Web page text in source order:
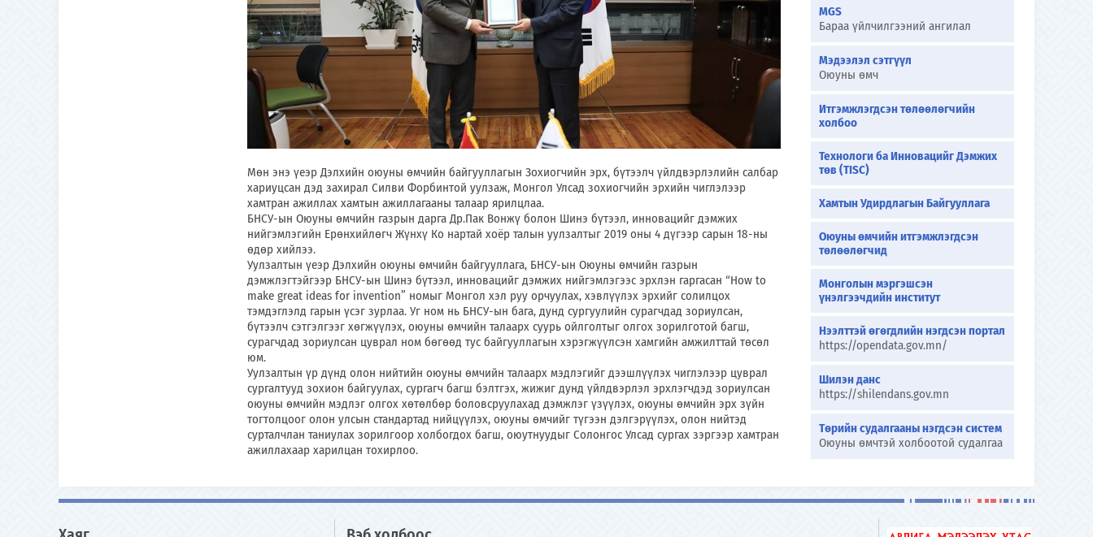
Мөн энэ үеэр Дэлхийн оюуны өмчийн байгууллагын Зохиогчийн эрх, бүтээлч үйлдвэрлэлийн салбар
хариуцсан дэд захирал Силви Форбинтой уулзаж, Монгол Улсад зохиогчийн эрхийн чиглэлээр
хамтран ажиллах хамтын ажиллагааны талаар ярилцлаа.
БНСУ-ын Оюуны өмчийн газрын дарга Др.Пак Вонжү болон Шинэ бүтээл, инновацийг дэмжих
нийгэмлэгийн Ерөнхийлөгч Жүнхү Ко нартай хоёр талын уулзалтыг 2019 оны 4 дүгээр сарын 18-ны
өдөр хийлээ.
Уулзалтын үеэр Дэлхийн оюуны өмчийн байгууллага, БНСУ-ын Оюуны өмчийн газрын
дэмжлэгтэйгээр БНСУ-ын Шинэ бүтээл, инновацийг дэмжих нийгэмлэгээс эрхлэн гаргасан “How to
make great ideas for invention” номыг Монгол хэл руу орчуулах, хэвлүүлэх эрхийг солилцох
тэмдэглэлд гарын үсэг зурлаа. Уг ном нь БНСУ-ын бага, дунд сургуулийн сурагчдад зориулсан,
бүтээлч сэтгэлгээг хөгжүүлэх, оюуны өмчийн талаарх суурь ойлголтыг олгох зорилготой багш,
сурагчдад зориулсан цуврал ном бөгөөд тус байгууллагын хэрэгжүүлсэн хамгийн амжилттай төсөл
юм.
Уулзалтын үр дүнд олон нийтийн оюуны өмчийн талаарх мэдлэгийг дээшлүүлэх чиглэлээр цуврал
сургалтууд зохион байгуулах, сургагч багш бэлтгэх, жижиг дунд үйлдвэрлэл эрхлэгчдэд зориулсан
оюуны өмчийн мэдлэг олгох хөтөлбөр боловсруулахад дэмжлэг үзүүлэх, оюуны өмчийн эрх зүйн
тогтолцоог олон улсын стандартад нийцүүлэх, оюуны өмчийг түгээн дэлгэрүүлэх, олон нийтэд
сурталчлан таниулах зорилгоор холбогдох багш, оюутнуудыг Солонгос Улсад сургах зэргээр хамтран
ажиллахаар харилцан тохирлоо.
MGS
Бараа үйлчилгээний ангилал
Мэдээлэл сэтгүүл
Оюуны өмч
Итгэмжлэгдсэн төлөөлөгчийн
холбоо
Технологи ба Инновацийг Дэмжих
төв (TISC)
Хамтын Удирдлагын Байгууллага
Оюуны өмчийн итгэмжлэгдсэн
төлөөлөгчид
Монголын мэргэшсэн
үнэлгээчдийн институт
Нээлттэй өгөгдлийн нэгдсэн портал
https://opendata.gov.mn/
Шилэн данс
https://shilendans.gov.mn
Төрийн судалгааны нэгдсэн систем
Оюуны өмчтэй холбоотой судалгаа